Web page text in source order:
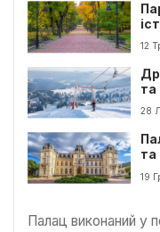
12
та
28
та
19
Палац виконаний у